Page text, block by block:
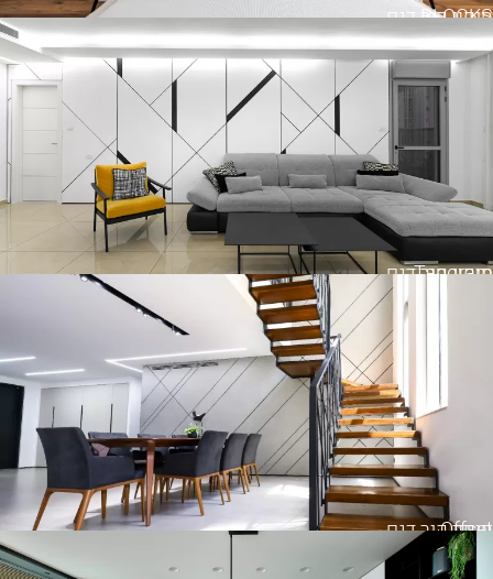
חיפוי קיר דגם
BLOCKS
חיפוי קיר דגם
Tangram
חיפוי קיר דגם
Offset